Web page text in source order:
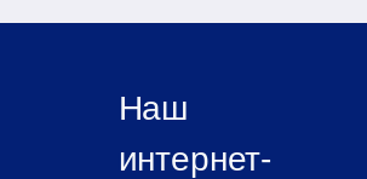
Наш
интернет-